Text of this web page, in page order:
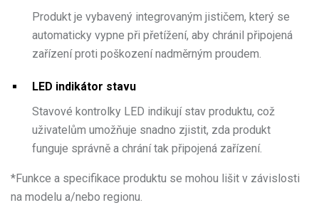
Produkt je vybavený integrovaným jističem, který se
automaticky vypne při přetížení, aby chránil připojená
zařízení proti poškození nadměrným proudem.
LED indikátor stavu
Stavové kontrolky LED indikují stav produktu, což
uživatelům umožňuje snadno zjistit, zda produkt
funguje správně a chrání tak připojená zařízení.
*Funkce a specifikace produktu se mohou lišit v závislosti
na modelu a/nebo regionu.